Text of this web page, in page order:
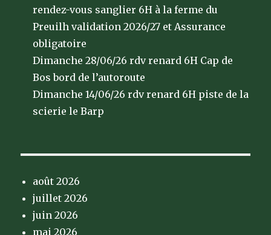
rendez-vous sanglier 6H à la ferme du
Preuilh validation 2026/27 et Assurance
obligatoire
Dimanche 28/06/26 rdv renard 6H Cap de
Bos bord de l’autoroute
Dimanche 14/06/26 rdv renard 6H piste de la
scierie le Barp
août 2026
juillet 2026
juin 2026
mai 2026